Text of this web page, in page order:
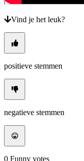
game
evenementen
Nieuws
Vind je het leuk?
positieve stemmen
negatieve stemmen
0 Funny votes